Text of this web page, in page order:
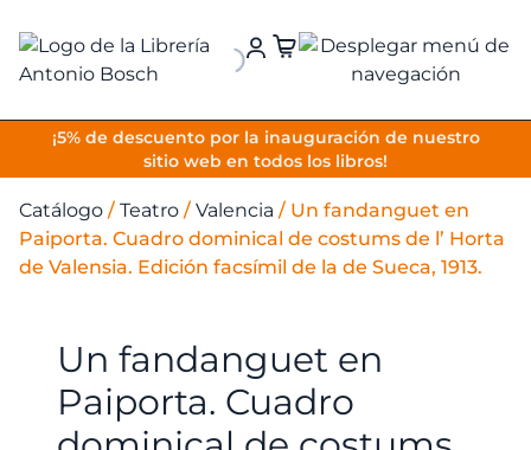
¡5% de descuento por la inauguración de nuestro
sitio web en todos los libros!
VOLVER
Catálogo / Teatro / Valencia / Un fandanguet en
Paiporta. Cuadro dominical de costums de l’ Horta
de Valensia. Edición facsímil de la de Sueca, 1913.
Un fandanguet en
Paiporta. Cuadro